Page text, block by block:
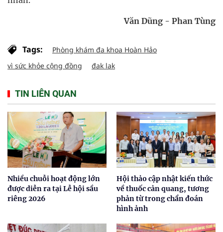
Văn Dũng - Phan Tùng
Tags:
Phòng khám đa khoa Hoàn Hảo
vì sức khỏe cộng đồng
đak lak
TIN LIÊN QUAN
Nhiều chuỗi hoạt động lớn
được diễn ra tại Lễ hội sầu
riêng 2026
Hội thảo cập nhật kiến thức
về thuốc cản quang, tương
phản từ trong chẩn đoán
hình ảnh